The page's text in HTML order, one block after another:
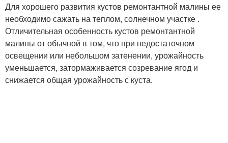
Для хорошего развития кустов ремонтантной малины ее
необходимо сажать на теплом, солнечном участке .
Отличительная особенность кустов ремонтантной
малины от обычной в том, что при недостаточном
освещении или небольшом затенении, урожайность
уменьшается, затормаживается созревание ягод и
снижается общая урожайность с куста.